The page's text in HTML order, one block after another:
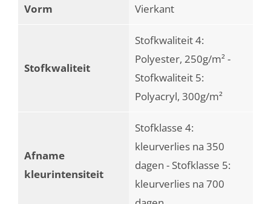
Vorm Vierkant
Stofkwaliteit
Stofkwaliteit 4:
Polyester, 250g/m² -
Stofkwaliteit 5:
Polyacryl, 300g/m²
Afname
kleurintensiteit
Stofklasse 4:
kleurverlies na 350
dagen - Stofklasse 5:
kleurverlies na 700